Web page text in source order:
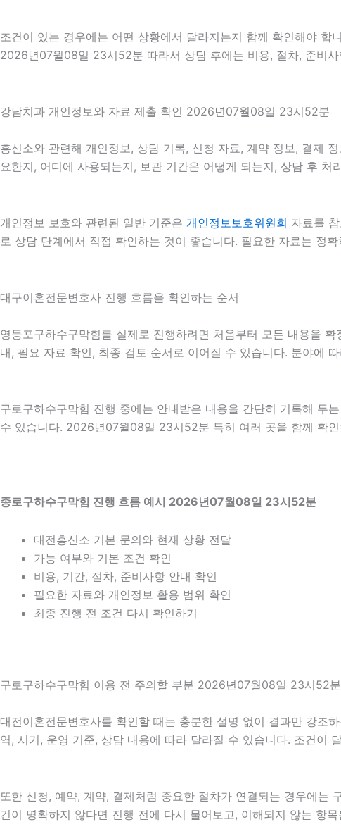
조건이 있는 경우에는 어떤 상황에서 달라지는지 함께 확인해야
2026년07월08일 23시52분 따라서 상담 후에는 비용, 절차, 준비
강남치과 개인정보와 자료 제출 확인 2026년07월08일 23시52분
흥신소와 관련해 개인정보, 상담 기록, 신청 자료, 계약 정보, 결제
요한지, 어디에 사용되는지, 보관 기간은 어떻게 되는지, 상담 후
개인정보 보호와 관련된 일반 기준은 개인정보보호위원회 자료를
로 상담 단계에서 직접 확인하는 것이 좋습니다. 필요한 자료는 정
대구이혼전문변호사 진행 흐름을 확인하는 순서
영등포구하수구막힘를 실제로 진행하려면 처음부터 모든 내용을
내, 필요 자료 확인, 최종 검토 순서로 이어질 수 있습니다. 분야에
구로구하수구막힘 진행 중에는 안내받은 내용을 간단히 기록해 두
수 있습니다. 2026년07월08일 23시52분 특히 여러 곳을 함께 확
종로구하수구막힘 진행 흐름 예시 2026년07월08일 23시52분
대전흥신소 기본 문의와 현재 상황 전달
가능 여부와 기본 조건 확인
비용, 기간, 절차, 준비사항 안내 확인
필요한 자료와 개인정보 활용 범위 확인
최종 진행 전 조건 다시 확인하기
구로구하수구막힘 이용 전 주의할 부분 2026년07월08일 23시52분
대전이혼전문변호사를 확인할 때는 충분한 설명 없이 결과만 강
역, 시기, 운영 기준, 상담 내용에 따라 달라질 수 있습니다. 조건이
또한 신청, 예약, 계약, 결제처럼 중요한 절차가 연결되는 경우에는
건이 명확하지 않다면 진행 전에 다시 물어보고, 이해되지 않는